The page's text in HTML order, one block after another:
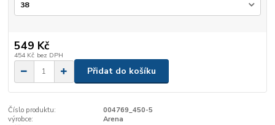
549 Kč
454 Kč bez DPH
Přidat do košíku
Číslo produktu:
004769_450-5
výrobce:
Arena